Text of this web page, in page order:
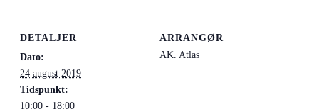
DETALJER
Dato:
24 august 2019
Tidspunkt:
10:00 - 18:00
ARRANGØR
AK. Atlas